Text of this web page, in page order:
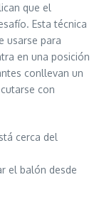
que el
Esta técnica
usarse para
en una posición
conllevan un
con
cerca del
el balón desde